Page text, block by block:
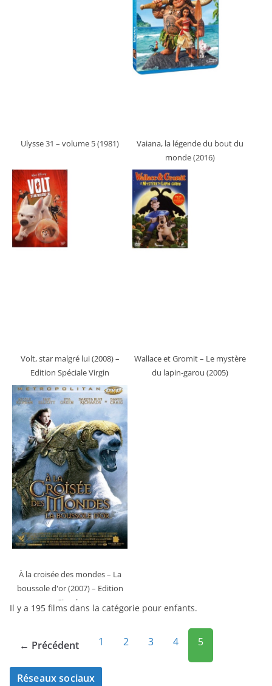
Ulysse 31 – volume 5 (1981)
Vaiana, la légende du bout du
monde (2016)
Volt, star malgré lui (2008)–
Edition Spéciale Virgin
Wallace et Gromit – Le mystère
du lapin-garou (2005)
À la croisée des mondes – La
boussole d'or (2007)– Edition
Simple
Il y a 195 films dans la catégorie pour enfants.
← Précédent 1 2 3 4 5
Réseaux sociaux